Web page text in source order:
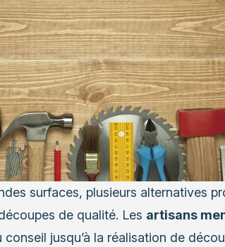
surfaces, plusieurs alternatives
de qualité. Les artisans
jusqu’à la réalisation de